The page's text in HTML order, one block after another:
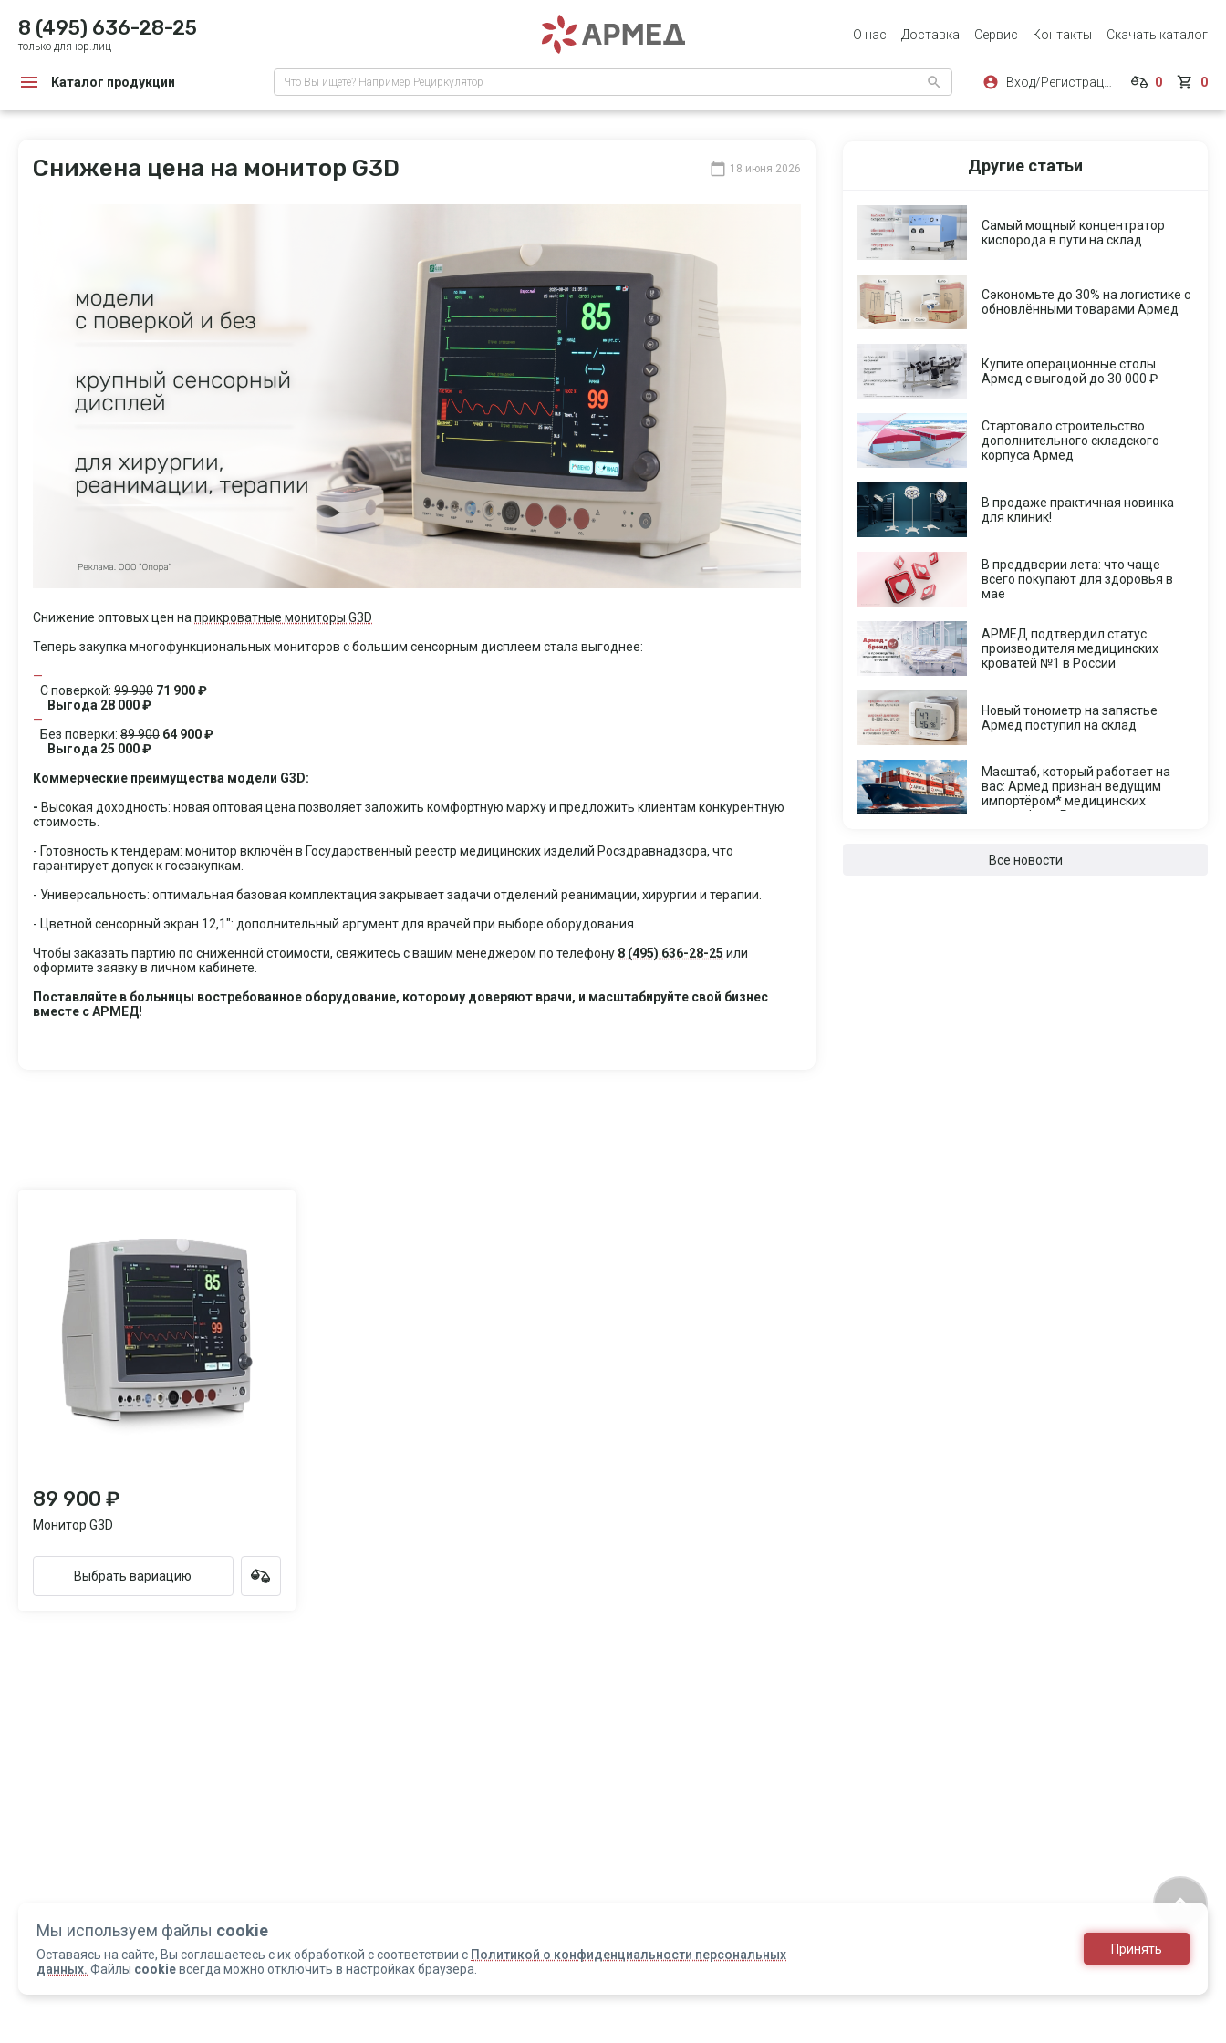
8 (495) 636-28-25
только для юр.лиц
О нас Доставка Сервис Контакты Скачать каталог
Каталог продукции Что Вы ищете? Например Рециркулятор 0 0
Снижена цена на монитор G3D 18 июня 2026
Снижение оптовых цен на прикроватные мониторы G3D
Теперь закупка многофункциональных мониторов с большим сенсорным дисплеем стала выгоднее:
С поверкой: 99 900 71 900 ₽
Выгода 28 000 ₽
Без поверки: 89 900 64 900 ₽
Выгода 25 000 ₽
Коммерческие преимущества модели G3D:
- Высокая доходность: новая оптовая цена позволяет заложить комфортную маржу и предложить клиентам конкурентную
стоимость.
- Готовность к тендерам: монитор включён в Государственный реестр медицинских изделий Росздравнадзора, что
гарантирует допуск к госзакупкам.
- Универсальность: оптимальная базовая комплектация закрывает задачи отделений реанимации, хирургии и терапии.
- Цветной сенсорный экран 12,1": дополнительный аргумент для врачей при выборе оборудования.
Чтобы заказать партию по сниженной стоимости, свяжитесь с вашим менеджером по телефону 8 (495) 636-28-25 или
оформите заявку в личном кабинете.
Поставляйте в больницы востребованное оборудование, которому доверяют врачи, и масштабируйте свой бизнес
вместе с АРМЕД!
Другие статьи
Самый мощный концентратор
кислорода в пути на склад
Сэкономьте до 30% на логистике с
обновлёнными товарами Армед
Купите операционные столы
Армед с выгодой до 30 000 ₽
Стартовало строительство
дополнительного складского
корпуса Армед
В продаже практичная новинка
для клиник!
В преддверии лета: что чаще
всего покупают для здоровья в
мае
АРМЕД подтвердил статус
производителя медицинских
кроватей №1 в России
Новый тонометр на запястье
Армед поступил на склад
Масштаб, который работает на
вас: Армед признан ведущим
импортёром* медицинских
центрифуг в России
Все новости
89 900 ₽
Монитор G3D
Выбрать вариацию
Мы используем файлы cookie
Оставаясь на сайте, Вы соглашаетесь с их обработкой с соответствии с Политикой о конфиденциальности персональных
данных. Файлы cookieвсегда можно отключить в настройках браузера.
Принять